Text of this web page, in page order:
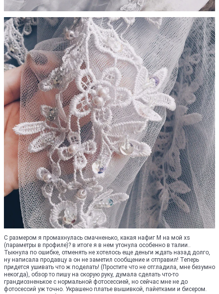
С размером я промахнулась смачненько, какая нафиг М на мой хs
(параметры в профиле)? в итоге я в нем утонула особенно в талии..
Тыкнула по ошибке, отменять не хотелось еще деньги ждать назад долго,
ну написала продавцу а он не заметил сообщение и отправил! Теперь
придется ушивать что ж поделать! (Простите что не отгладила, мне безумно
некогда), обзор то пишу на скорую руку, думала сделать что-то
грандиозненькое с нормальной фотосессией, но сейчас мне не до
фотосессий уж точно. Украшено платье вышивкой, пайетками и бисером.